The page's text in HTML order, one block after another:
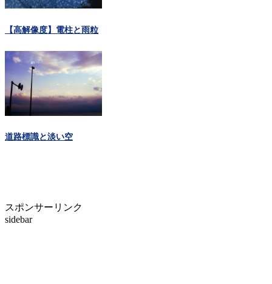
【高解像度】電柱と雨粒
道路標識と淡い空
スポンサーリンク
sidebar